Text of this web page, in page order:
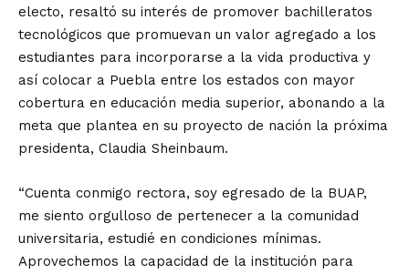
electo, resaltó su interés de promover bachilleratos
tecnológicos que promuevan un valor agregado a los
estudiantes para incorporarse a la vida productiva y
así colocar a Puebla entre los estados con mayor
cobertura en educación media superior, abonando a la
meta que plantea en su proyecto de nación la próxima
presidenta, Claudia Sheinbaum.
“Cuenta conmigo rectora, soy egresado de la BUAP,
me siento orgulloso de pertenecer a la comunidad
universitaria, estudié en condiciones mínimas.
Aprovechemos la capacidad de la institución para